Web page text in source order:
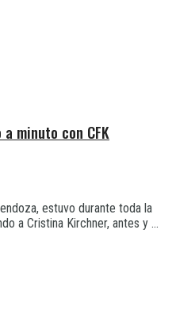
minuto con CFK
estuvo durante toda la
a Cristina Kirchner, antes y ...